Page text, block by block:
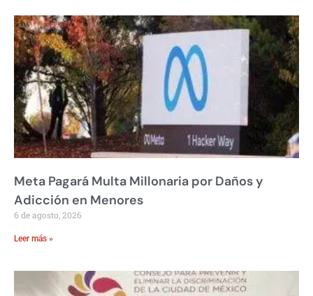
Meta Pagará Multa Millonaria por Daños y
Adicción en Menores
6 de agosto, 2026
Leer más »